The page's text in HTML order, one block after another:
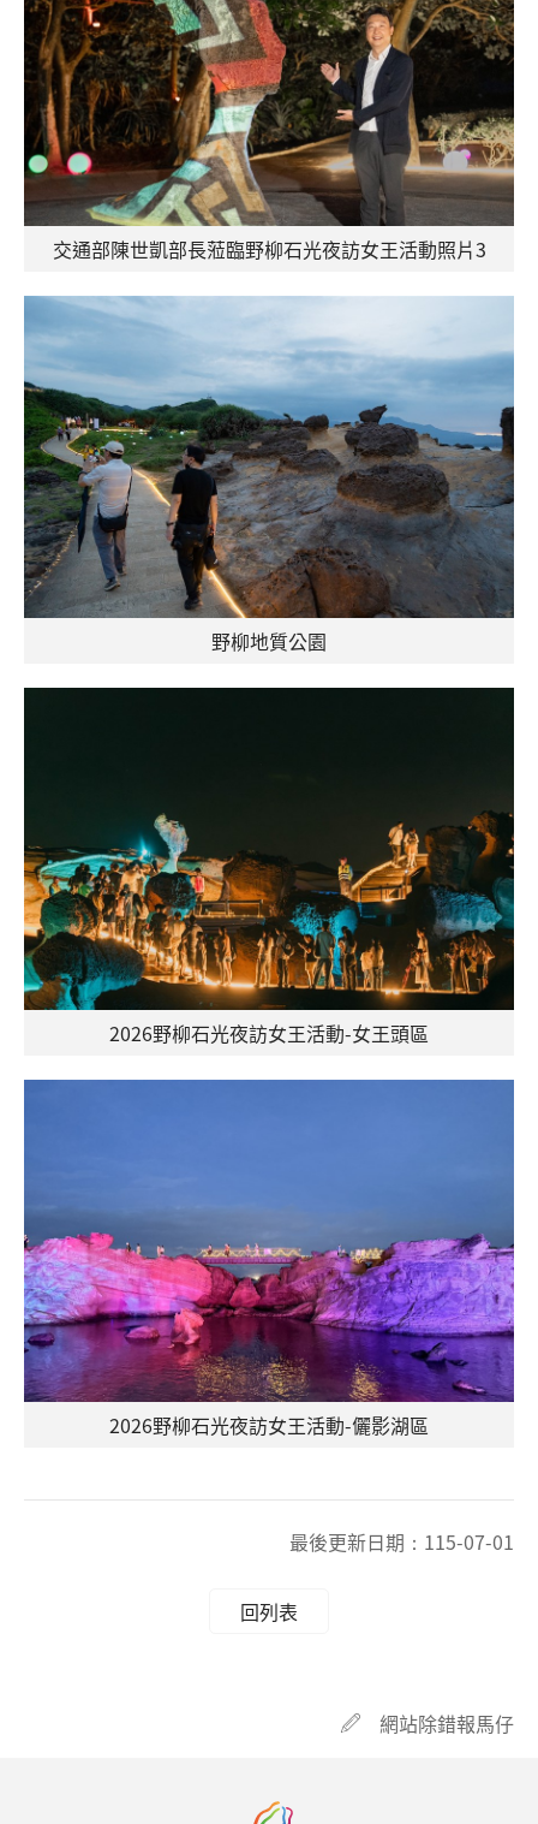
交通部陳世凱部長蒞臨野柳石光夜訪女王活動照片3
野柳地質公園
2026野柳石光夜訪女王活動-女王頭區
2026野柳石光夜訪女王活動-儷影湖區
最後更新日期： 115-07-01
回列表
網站除錯報馬仔